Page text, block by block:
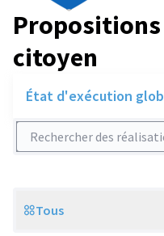
citoyen
État d'exécution
Rechercher des réalisations
Scope
Tous